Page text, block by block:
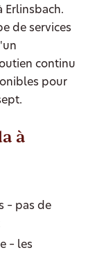
Erlinsbach.
de services
continu
pour
à
– pas de
– les